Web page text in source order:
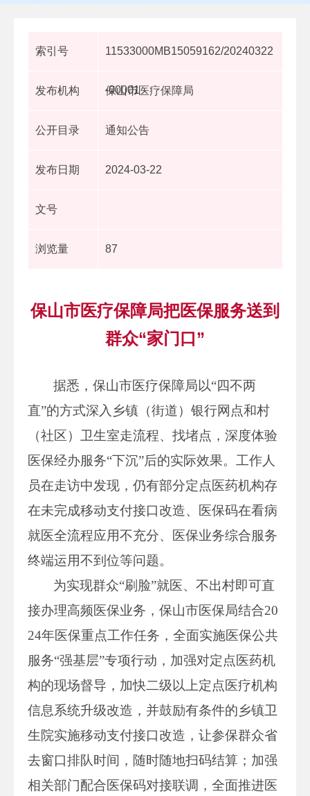
索引号 11533000MB15059162/20240322
-00001
发布机构 保山市医疗保障局
公开目录 通知公告
发布日期 2024-03-22
文号
浏览量 87
保山市医疗保障局把医保服务送到
群众“家门口”
据悉，保山市医疗保障局以“四不两
直”的方式深入乡镇（街道）银行网点和村
（社区）卫生室走流程、找堵点，深度体验
医保经办服务“下沉”后的实际效果。工作人
员在走访中发现，仍有部分定点医药机构存
在未完成移动支付接口改造、医保码在看病
就医全流程应用不充分、医保业务综合服务
终端运用不到位等问题。
为实现群众“刷脸”就医、不出村即可直
接办理高频医保业务，保山市医保局结合20
24年医保重点工作任务，全面实施医保公共
服务“强基层”专项行动，加强对定点医药机
构的现场督导，加快二级以上定点医疗机构
信息系统升级改造，并鼓励有条件的乡镇卫
生院实施移动支付接口改造，让参保群众省
去窗口排队时间，随时随地扫码结算；加强
相关部门配合医保码对接联调，全面推进医